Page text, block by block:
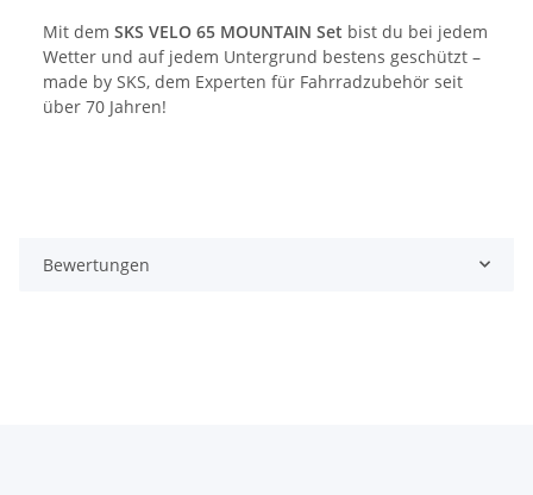
Mit dem SKS VELO 65 MOUNTAIN Set bist du bei jedem
Wetter und auf jedem Untergrund bestens geschützt –
made by SKS, dem Experten für Fahrradzubehör seit
über 70 Jahren!
Bewertungen